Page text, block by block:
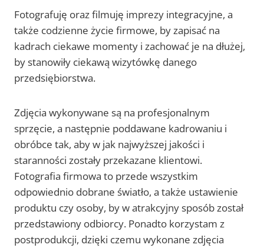
Fotografuję oraz filmuję imprezy integracyjne, a
także codzienne życie firmowe, by zapisać na
kadrach ciekawe momenty i zachować je na dłużej,
by stanowiły ciekawą wizytówkę danego
przedsiębiorstwa.
Zdjęcia wykonywane są na profesjonalnym
sprzęcie, a następnie poddawane kadrowaniu i
obróbce tak, aby w jak najwyższej jakości i
staranności zostały przekazane klientowi.
Fotografia firmowa to przede wszystkim
odpowiednio dobrane światło, a także ustawienie
produktu czy osoby, by w atrakcyjny sposób został
przedstawiony odbiorcy. Ponadto korzystam z
postprodukcji, dzięki czemu wykonane zdjęcia